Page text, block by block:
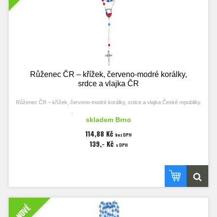
Růženec ČR – křížek, červeno-modré korálky,
srdce a vlajka ČR
Růženec ČR – křížek, červeno-modré korálky, srdce a vlajka České republiky.
chain, die Kette, srdce, heart, das Herz.
skladem Brno
114,88 Kč bez DPH
139,- Kč s DPH
NOVÉ